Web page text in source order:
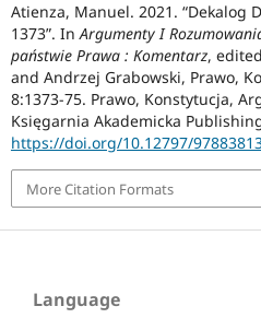
Atienza, Manuel. 2021. “Dekalog
1373”. InArgumenty I
państwie Prawa : Komentarz,
and Andrzej Grabowski, Prawo,
8:1373-75. Prawo, Konstytucja,
Księgarnia Akademicka
https://doi.org/10.12797/
More Citation Formats
Language